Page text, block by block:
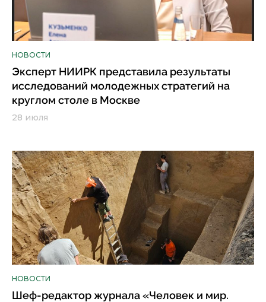
НОВОСТИ
Эксперт НИИРК представила результаты
исследований молодежных стратегий на
круглом столе в Москве
28 июля
НОВОСТИ
Шеф-редактор журнала «Человек и мир.